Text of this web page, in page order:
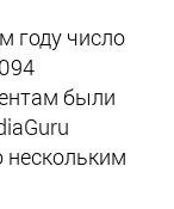
году число
были
нескольким